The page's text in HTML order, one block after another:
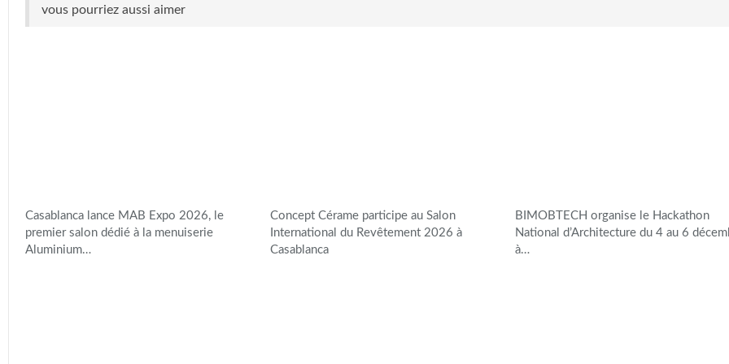
vous pourriez aussi aimer
Casablanca lance MAB Expo 2026, le
premier salon dédié à la menuiserie
Aluminium…
Concept Cérame participe au Salon
International du Revêtement 2026 à
Casablanca
BIMOBTECH organise le Hackathon
National d’Architecture du 4 au 6
à…